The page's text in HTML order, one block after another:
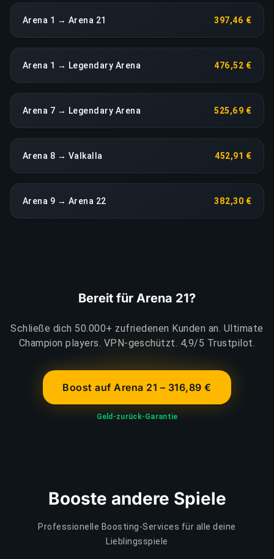
Arena 1 → Arena 21 397,46 €
Arena 1 → Legendary Arena 476,52 €
Arena 7 → Legendary Arena 525,69 €
Arena 8 → Valkalla 452,91 €
Arena 9 → Arena 22 382,30 €
Bereit für Arena 21?
Schließe dich 50.000+ zufriedenen Kunden an. Ultimate
Champion players. VPN-geschützt. 4,9/5 Trustpilot.
Boost auf Arena 21 – 316,89 €
Geld-zurück-Garantie
Booste andere Spiele
Professionelle Boosting-Services für alle deine
Lieblingsspiele